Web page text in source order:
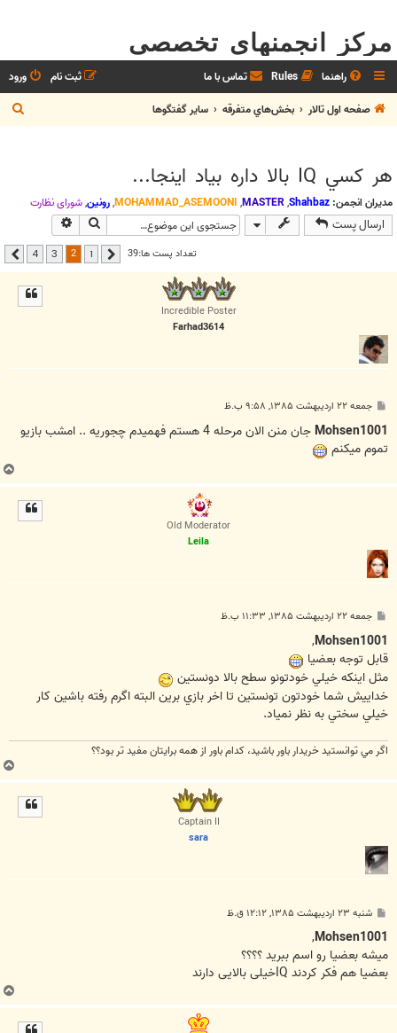
مرکز انجمنهای تخصصی
راهنما Rules تماس با ما ورود
ثبت نام
صفحه اول تالار
بخش‌‌هاي متفرقه ساير گفتگوها
ج
س
هر کسي IQ بالا داره بياد اينجا...
مدیران انجمن: Shahbaz
,
MASTER
,
MOHAMMAD_ASEMOONI
,رونین,شوراي نظارت
ارسال پست جستجو
تعداد پست ها:39 قبلی 2
3
4 بعدی
Incredible Poster
Farhad3614
پ
ت
جمعه ۲۲ اردیبهشت ۱۳۸۵, ۹:۵۸ ب.ظ
Mohsen1001
جان منن الان مرحله 4 هستم فهميدم چجوريه .. امشب بازيو
تموم ميكنم
ب
ا
Old Moderator
Leila
پ
ت
جمعه ۲۲ اردیبهشت ۱۳۸۵, ۱۱:۳۳ ب.ظ
Mohsen1001
,
قابل توجه بعضيا
مثل اينكه خيلي خودتونو سطح بالا دونستين
خداييش شما خودتون تونستين تا اخر بازي برين البته اگرم رفته باشين كار
خيلي سختي به نظر نمياد.
اگر مي توانستيد خريدار باور باشيد، كدام باور از همه برايتان مفيد تر بود؟؟
ب
ا
Captain II
sara
پ
ت
شنبه ۲۳ اردیبهشت ۱۳۸۵, ۱۲:۱۲ ق.ظ
Mohsen1001
,
میشه بعضیا رو اسم ببرید ؟؟؟؟
بعضیا هم فکر کردند IQخیلی بالایی دارند
ب
ا